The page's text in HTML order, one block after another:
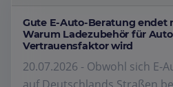
Gute E-Auto-Beratung endet
Warum Ladezubehör für
Vertrauensfaktor wird
20.07.2026 - Obwohl sich E-